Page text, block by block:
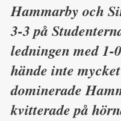
Hammarby och
3-3 på
ledningen med
hände inte
dominerade
kvitterade på